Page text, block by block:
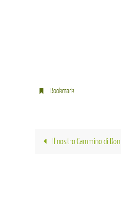
Bookmark.
Il nostro Cammino di